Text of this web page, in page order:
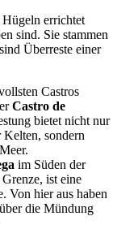
errichtet
sind. Sie stammen
Überreste einer
Castros
Castro de
bietet nicht nur
sondern
im Süden der
ist eine
Von hier aus haben
die Mündung